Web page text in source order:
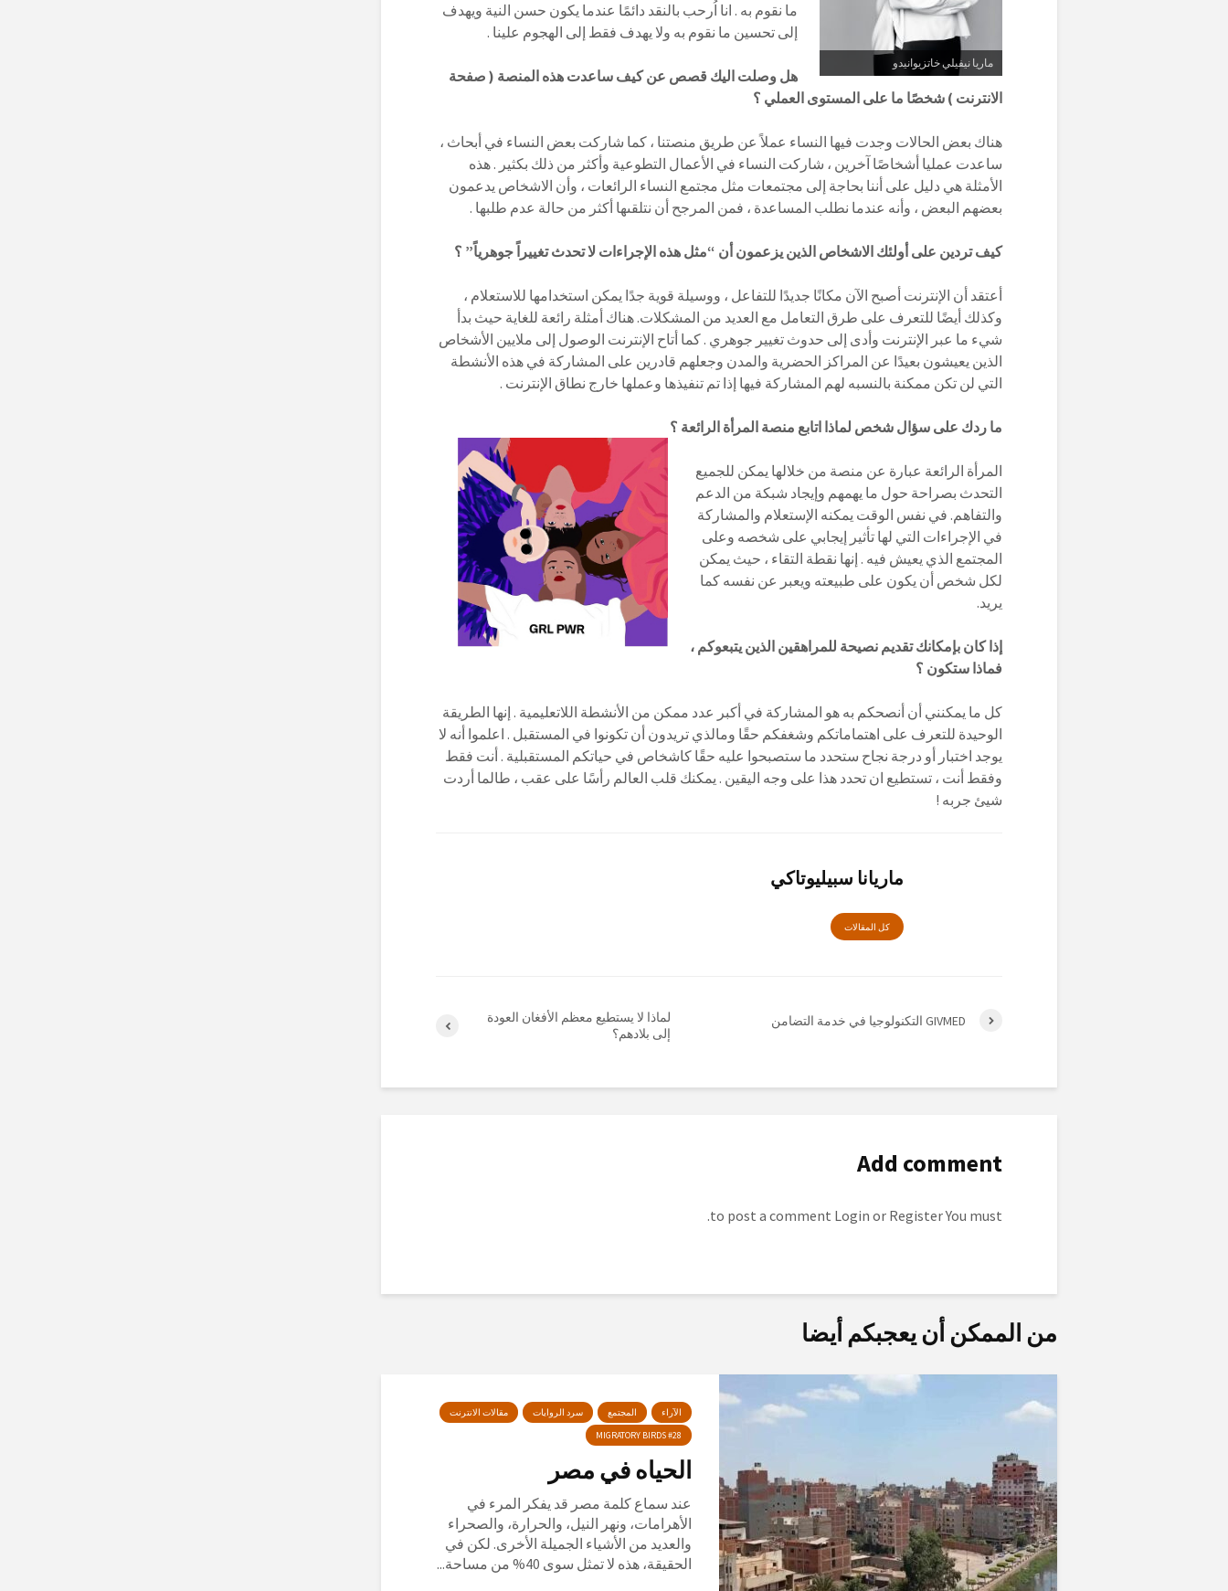
ماريا نيفيلي خاتزيوانيدو
ما نقوم به . انا اُرحب بالنقد دائمًا عندما يكون حسن النية ويهدف
إلى تحسين ما نقوم به ولا يهدف فقط إلى الهجوم علينا .
هل وصلت اليك قصص عن كيف ساعدت هذه المنصة ( صفحة
الانترنت ) شخصًا ما على المستوى العملي ؟
هناك بعض الحالات وجدت فيها النساء عملاً عن طريق منصتنا ، كما شاركت بعض النساء في أبحاث ،
ساعدت عمليا أشخاصًا آخرين ، شاركت النساء في الأعمال التطوعية وأكثر من ذلك بكثير . هذه
الأمثلة هي دليل على أننا بحاجة إلى مجتمعات مثل مجتمع النساء الرائعات ، وأن الاشخاص يدعمون
بعضهم البعض ، وأنه عندما نطلب المساعدة ، فمن المرجح أن نتلقىها أكثر من حالة عدم طلبها .
كيف تردين على أولئك الاشخاص الذين يزعمون أن “مثل هذه الإجراءات لا تحدث تغييراً جوهرياً” ؟
أعتقد أن الإنترنت أصبح الآن مكانًا جديدًا للتفاعل ، ووسيلة قوية جدًا يمكن استخدامها للاستعلام ،
وكذلك أيضًا للتعرف على طرق التعامل مع العديد من المشكلات. هناك أمثلة رائعة للغاية حيث بدأ
شيء ما عبر الإنترنت وأدى إلى حدوث تغيير جوهري . كما أتاح الإنترنت الوصول إلى ملايين الأشخاص
الذين يعيشون بعيدًا عن المراكز الحضرية والمدن وجعلهم قادرين على المشاركة في هذه الأنشطة
التي لن تكن ممكنة بالنسبه لهم المشاركة فيها إذا تم تنفيذها وعملها خارج نطاق الإنترنت .
ما ردك على سؤال شخص لماذا اتابع منصة المرأة الرائعة ؟
المرأة الرائعة عبارة عن منصة من خلالها يمكن للجميع
التحدث بصراحة حول ما يهمهم وإيجاد شبكة من الدعم
والتفاهم. في نفس الوقت يمكنه الإستعلام والمشاركة
في الإجراءات التي لها تأثير إيجابي على شخصه وعلى
المجتمع الذي يعيش فيه . إنها نقطة التقاء ، حيث يمكن
لكل شخص أن يكون على طبيعته ويعبر عن نفسه كما
يريد.
إذا كان بإمكانك تقديم نصيحة للمراهقين الذين يتبعوكم ،
فماذا ستكون ؟
كل ما يمكنني أن أنصحكم به هو المشاركة في أكبر عدد ممكن من الأنشطة اللاتعليمية . إنها الطريقة
الوحيدة للتعرف على اهتماماتكم وشغفكم حقًا ومالذي تريدون أن تكونوا في المستقبل . اعلموا أنه لا
يوجد اختبار أو درجة نجاح ستحدد ما ستصبحوا عليه حقًا كاشخاص في حياتكم المستقبلية . أنت فقط
وفقط أنت ، تستطيع ان تحدد هذا على وجه اليقين . يمكنك قلب العالم رأسًا على عقب ، طالما أردت
شيئ جربه !
ماريانا سبيليوتاكي
كل المقالات
لماذا لا يستطيع معظم الأفغان العودة
إلى بلادهم؟
GIVMED التكنولوجيا في خدمة التضامن
Add comment
You must
Register
Login
من الممكن أن يعجبكم أيضا
الآراء المجتمع سرد الروايات
مقالات الانترنت
MIGRATORY BIRDS #28
الحياه في مصر
عند سماع كلمة مصر قد يفكر المرء في
الأهرامات، ونهر النيل، والحرارة، والصحراء
والعديد من الأشياء الجميلة الأخرى. لكن في
الحقيقة، هذه لا تمثل سوى 40% من مساحة...